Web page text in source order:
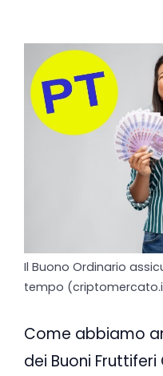
Il Buono Ordinario
tempo
Come abbiamo
dei Buoni